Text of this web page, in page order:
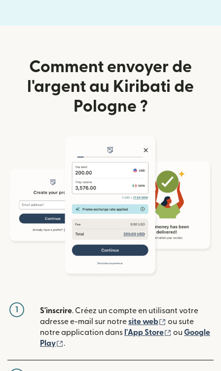
Comment envoyer de
l'argent au Kiribati de
Pologne ?
1 S'inscrire. Créez un compte en utilisant votre
adresse e-mail sur notresite web (s'ouvre dans
ou sute
notre application dans l'App Store (s'ouvre
ou Google
Play
.